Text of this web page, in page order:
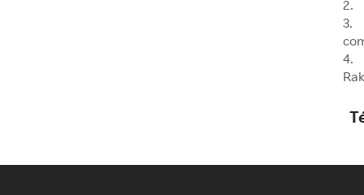
2.
3.
4.